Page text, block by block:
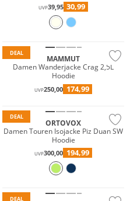
UVP39,95 30,99
DEAL
MAMMUT
Damen Wanderjacke Crag 2,5L
Hoodie
UVP250,00 174,99
DEAL
ORTOVOX
Damen Touren Isojacke Piz Duan SW
Hoodie
UVP300,00 194,99
DEAL